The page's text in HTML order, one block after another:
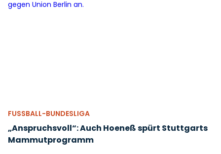
FUSSBALL-BUNDESLIGA
„Anspruchsvoll“: Auch Hoeneß spürt Stuttgarts
Mammutprogramm